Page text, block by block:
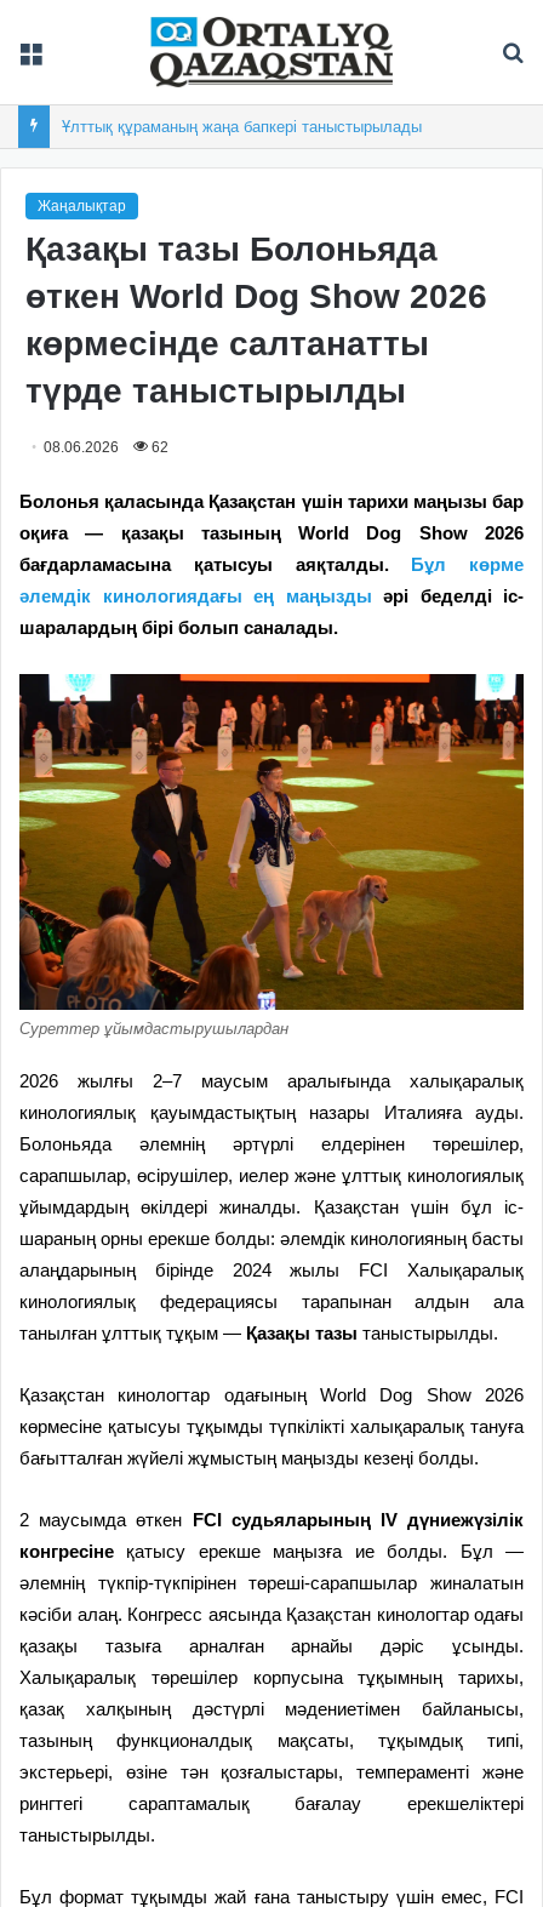
Андрей Ульшиннің голы «Шахтерге» кезекті жеңіс сыйлады
Жаңалықтар
Қазақы тазы Болоньяда
өткен World Dog Show 2026
көрмесінде салтанатты
түрде таныстырылды
08.06.2026 62
Болонья қаласында Қазақстан үшін тарихи маңызы бар
оқиға — қазақы тазының World Dog Show 2026
бағдарламасына қатысуы аяқталды. Бұл көрме
әлемдік кинологиядағы ең маңызды әрі беделді іс-
шаралардың бірі болып саналады.
Суреттер ұйымдастырушылардан
2026 жылғы 2–7 маусым аралығында халықаралық
кинологиялық қауымдастықтың назары Италияға ауды.
Болоньяда әлемнің әртүрлі елдерінен төрешілер,
сарапшылар, өсірушілер, иелер және ұлттық кинологиялық
ұйымдардың өкілдері жиналды. Қазақстан үшін бұл іс-
шараның орны ерекше болды: әлемдік кинологияның басты
алаңдарының бірінде 2024 жылы FCI Халықаралық
кинологиялық федерациясы тарапынан алдын ала
танылған ұлттық тұқым — Қазақы тазы таныстырылды.
Қазақстан кинологтар одағының World Dog Show 2026
көрмесіне қатысуы тұқымды түпкілікті халықаралық тануға
бағытталған жүйелі жұмыстың маңызды кезеңі болды.
2 маусымда өткен FCI судьяларының IV дүниежүзілік
конгресіне қатысу ерекше маңызға ие болды. Бұл —
әлемнің түкпір-түкпірінен төреші-сарапшылар жиналатын
кәсіби алаң. Конгресс аясында Қазақстан кинологтар одағы
қазақы тазыға арналған арнайы дәріс ұсынды.
Халықаралық төрешілер корпусына тұқымның тарихы,
қазақ халқының дәстүрлі мәдениетімен байланысы,
тазының функционалдық мақсаты, тұқымдық типі,
экстерьері, өзіне тән қозғалыстары, темпераменті және
рингтегі сараптамалық бағалау ерекшеліктері
таныстырылды.
Бұл формат тұқымды жай ғана таныстыру үшін емес, FCI